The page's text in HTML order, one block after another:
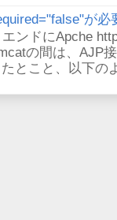
が必
ンドにApche
の間は、AJP
とこと、以下の